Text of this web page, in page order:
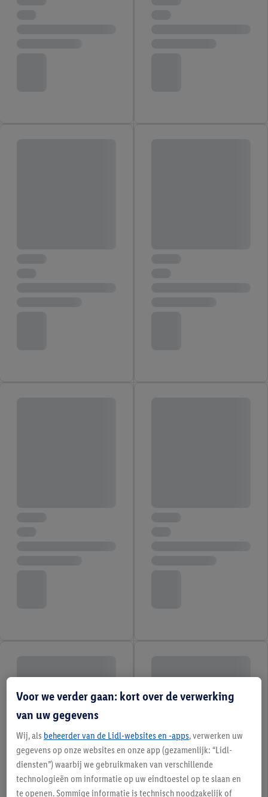
Voor we verder gaan: kort over de verwerking
van uw gegevens
Wij, als beheerder van de Lidl-websites en -apps, verwerken uw
gegevens op onze websites en onze app (gezamenlijk: “Lidl-
diensten”) waarbij we gebruikmaken van verschillende
technologieën om informatie op uw eindtoestel op te slaan en
te openen. Sommige informatie is technisch noodzakelijk of